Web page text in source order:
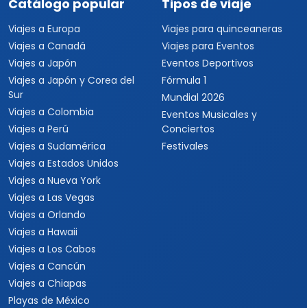
Catálogo popular
Viajes a Europa
Viajes a Canadá
Viajes a Japón
Viajes a Japón y Corea del
Sur
Viajes a Colombia
Viajes a Perú
Viajes a Sudamérica
Viajes a Estados Unidos
Viajes a Nueva York
Viajes a Las Vegas
Viajes a Orlando
Viajes a Hawaii
Viajes a Los Cabos
Viajes a Cancún
Viajes a Chiapas
Playas de México
Tipos de viaje
Viajes para quinceaneras
Viajes para Eventos
Eventos Deportivos
Fórmula 1
Mundial 2026
Eventos Musicales y
Conciertos
Festivales